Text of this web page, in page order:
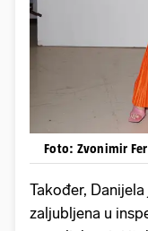
Foto: Zvonimir
Također,
zaljubljena u